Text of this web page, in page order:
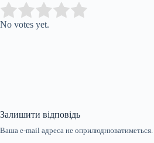
Rate this item:
No votes yet.
Залишити відповідь
Ваша e-mail адреса не оприлюднюватиметься.